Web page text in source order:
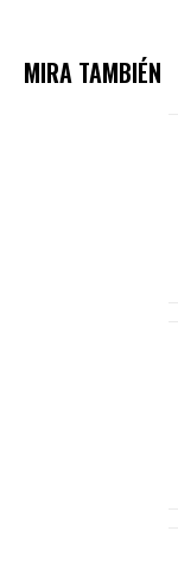
MIRA TAMBIÉN